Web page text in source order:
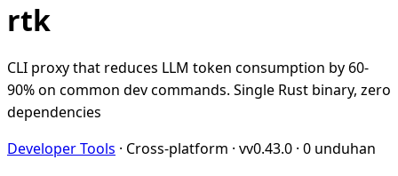
rtk
CLI proxy that reduces LLM token consumption by 60-
90% on common dev commands. Single Rust binary, zero
dependencies
Developer Tools · Cross-platform · vv0.43.0 · 0 unduhan